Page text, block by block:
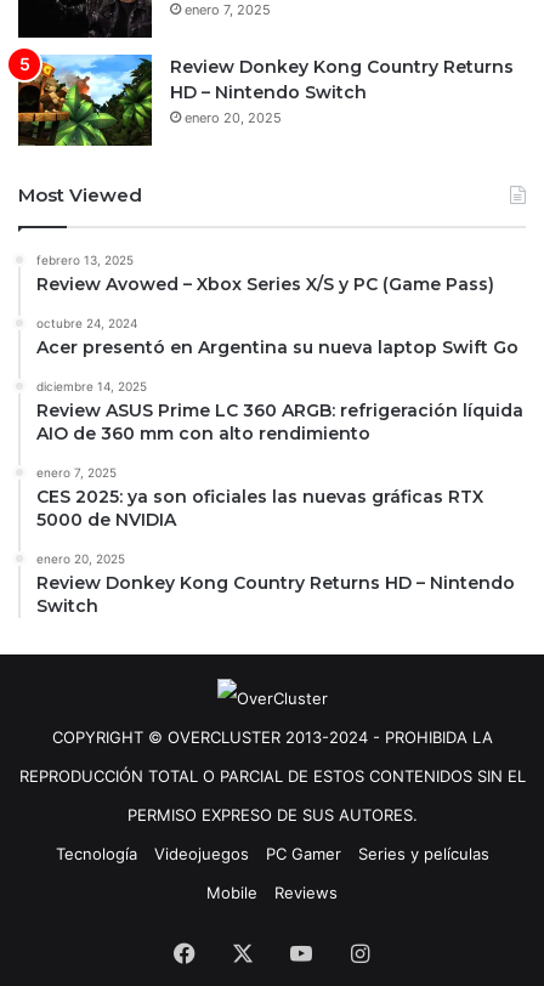
enero 7, 2025
Review Donkey Kong Country Returns
HD – Nintendo Switch
enero 20, 2025
Most Viewed
febrero 13, 2025
Review Avowed – Xbox Series X/S y PC (Game Pass)
octubre 24, 2024
Acer presentó en Argentina su nueva laptop Swift Go
diciembre 14, 2025
Review ASUS Prime LC 360 ARGB: refrigeración líquida
AIO de 360 mm con alto rendimiento
enero 7, 2025
CES 2025: ya son oficiales las nuevas gráficas RTX
5000 de NVIDIA
enero 20, 2025
Review Donkey Kong Country Returns HD – Nintendo
Switch
COPYRIGHT © OVERCLUSTER 2013-2024 - PROHIBIDA LA
REPRODUCCIÓN TOTAL O PARCIAL DE ESTOS CONTENIDOS SIN EL
PERMISO EXPRESO DE SUS AUTORES.
Tecnología
Videojuegos PC Gamer
Series y películas
Mobile
Reviews
Facebook YouTubeInstagram